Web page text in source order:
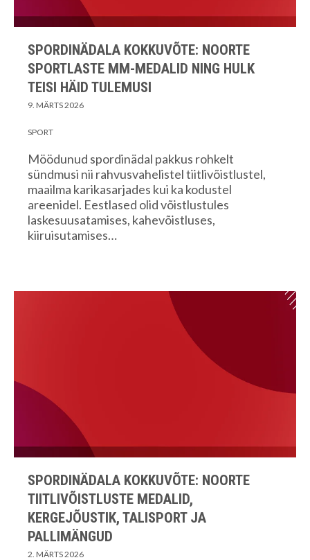
SPORDINÄDALA KOKKUVÕTE: NOORTE
SPORTLASTE MM-MEDALID NING HULK
TEISI HÄID TULEMUSI
9. MÄRTS 2026
SPORT
Möödunud spordinädal pakkus rohkelt
sündmusi nii rahvusvahelistel tiitlivõistlustel,
maailma karikasarjades kui ka kodustel
areenidel. Eestlased olid võistlustules
laskesuusatamises, kahevõistluses,
kiiruisutamises…
SPORDINÄDALA KOKKUVÕTE: NOORTE
TIITLIVÕISTLUSTE MEDALID,
KERGEJÕUSTIK, TALISPORT JA
PALLIMÄNGUD
2. MÄRTS 2026